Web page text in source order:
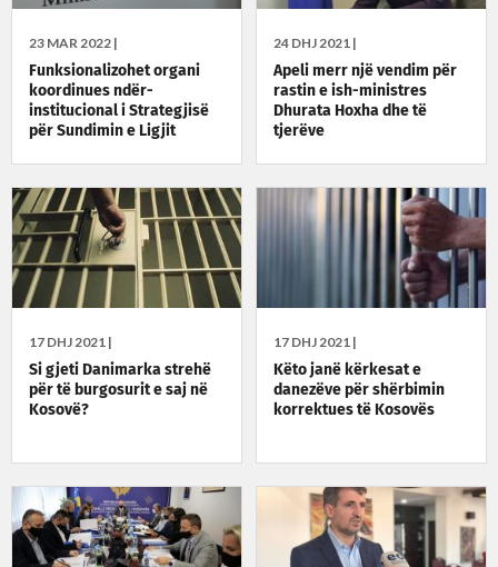
23 MAR 2022 |
Funksionalizohet organi
koordinues ndër-
institucional i Strategjisë
për Sundimin e Ligjit
24 DHJ 2021 |
Apeli merr një vendim për
rastin e ish-ministres
Dhurata Hoxha dhe të
tjerëve
17 DHJ 2021 |
Si gjeti Danimarka strehë
për të burgosurit e saj në
Kosovë?
17 DHJ 2021 |
Këto janë kërkesat e
danezëve për shërbimin
korrektues të Kosovës